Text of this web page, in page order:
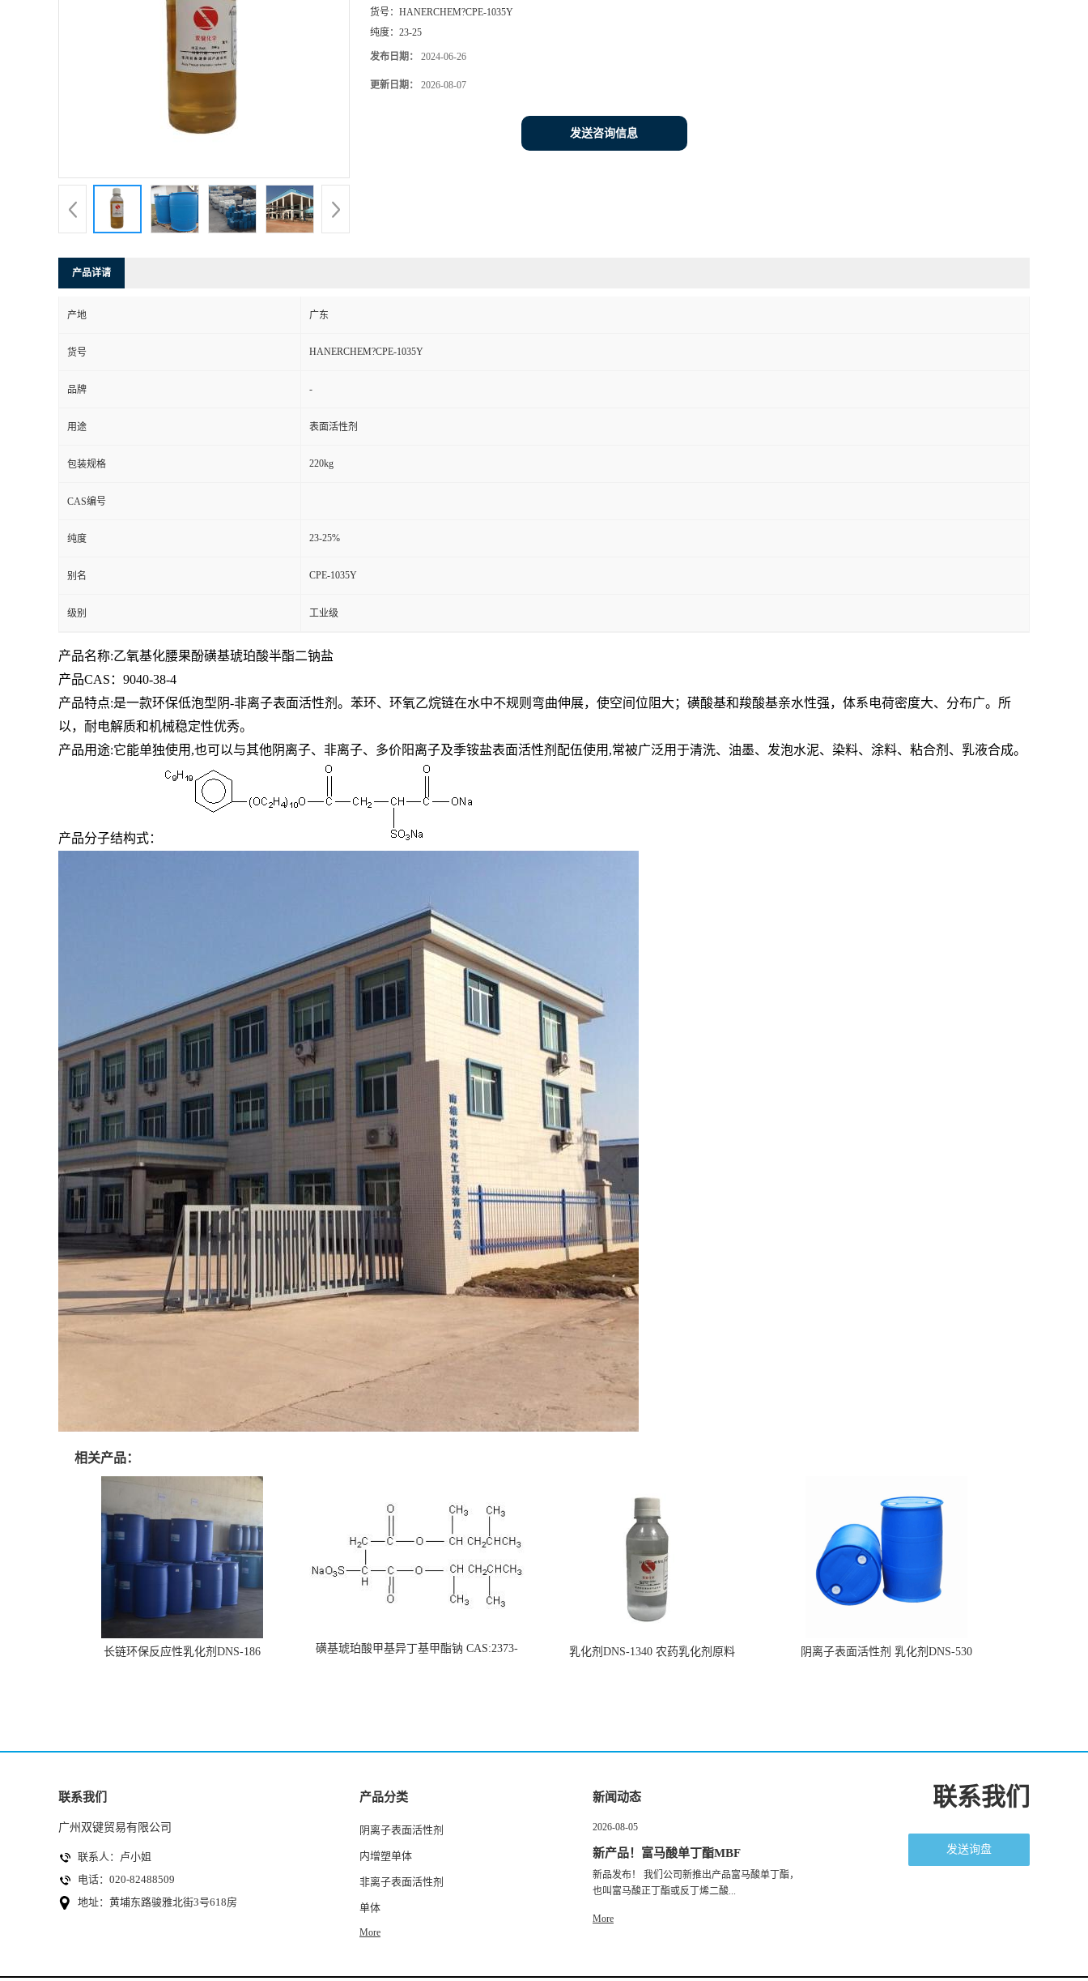
货号： HANERCHEM?CPE-1035Y
纯度： 23-25
发布日期： 2024-06-26
更新日期： 2026-08-07
发送咨询信息
产品详请
产地 广东
货号 HANERCHEM?CPE-1035Y
品牌 -
用途 表面活性剂
包装规格 220kg
CAS编号
纯度 23-25%
别名 CPE-1035Y
级别 工业级
产品名称:乙氧基化腰果酚磺基琥珀酸半酯二钠盐
产品CAS：9040-38-4
产品特点:是一款环保低泡型阴-非离子表面活性剂。 苯环、环氧乙烷链在水中不规则弯曲伸展，使空间位阻大；磺酸基和羧酸基亲水性强，体系电荷密度大、分布广。所
以，耐电解质和机械稳定性优秀。
产品用途:它能单独使用,也可以与其他阴离子、非离子、多价阳离子及季铵盐表面活性剂配伍使用,常被广泛用于清洗、油墨、发泡水泥、染料、涂料、粘合剂、乳液合成。
产品分子结构式：
相关产品：
长链环保反应性乳化剂DNS-186
磺基琥珀酸甲基异丁基甲酯钠 CAS:2373-
乳化剂DNS-1340 农药乳化剂原料 阴离子表面活性剂 乳化剂DNS-530
联系我们
广州双键贸易有限公司
联系人：卢小姐
电话：020-82488509
地址：黄埔东路骏雅北街3号618房
产品分类
阴离子表面活性剂
内增塑单体
非离子表面活性剂
单体
More
新闻动态
2026-08-05
新产品！富马酸单丁酯MBF
新品发布！ 我们公司新推出产品富马酸单丁酯，
也叫富马酸正丁酯或反丁烯二酸...
More
联系我们
发送询盘